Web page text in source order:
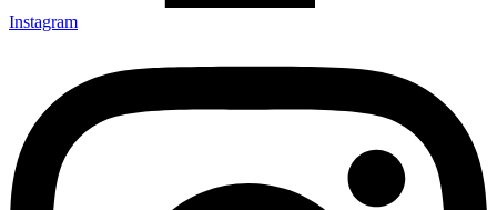
Instagram